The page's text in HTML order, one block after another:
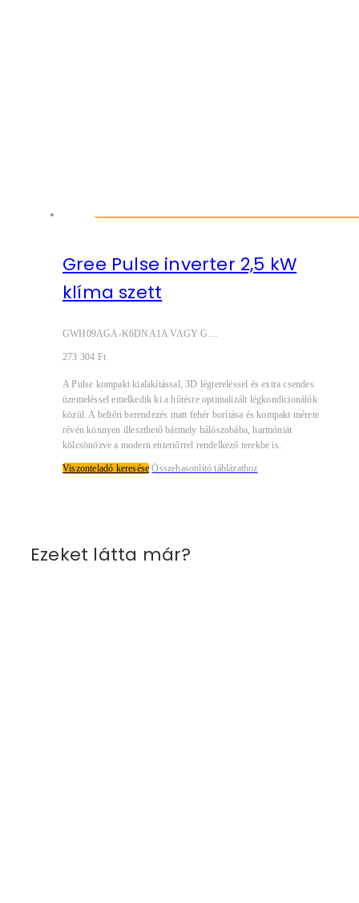
Gree Pulse inverter 2,5 kW
klíma szett
273 304 Ft
A Pulse kompakt kialakítással, 3D légtereléssel és extra csendes
üzemeléssel emelkedik ki a hűtésre optimalizált légkondicionálók
közül. A beltéri berendezés matt fehér borítása és kompakt mérete
révén könnyen illeszthető bármely hálószobába, harmóniát
kölcsönözve a modern enteriőrrel rendelkező terekbe is.
Viszonteladó keresése Összehasonlító táblázathoz
Ezeket látta már?